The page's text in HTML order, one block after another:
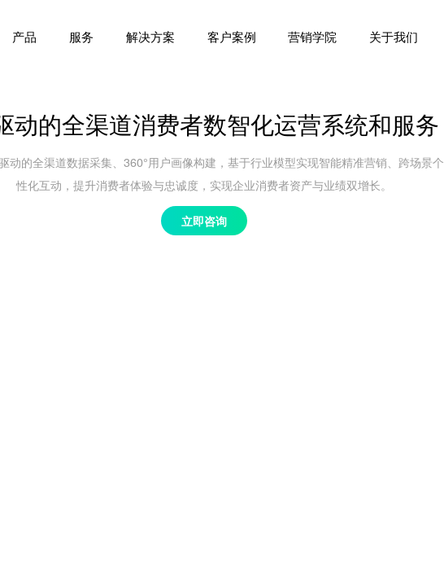
产品 服务 解决方案 客户案例 营销学院 关于我们
动的全渠道消费者数智化运营系统和服务
动的全渠道数据采集、360°用户画像构建，基于行业模型实现智能精准营销、跨场景个
性化互动，提升消费者体验与忠诚度，实现企业消费者资产与业绩双增长。
立即咨询